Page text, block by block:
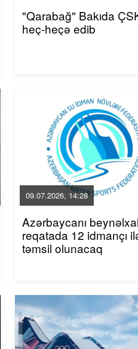
"Qarabağ" Bakıda
heç-heçə edib
09.07.2026, 14:28
Azərbaycanı
reqatada 12 idmançı
təmsil olunacaq